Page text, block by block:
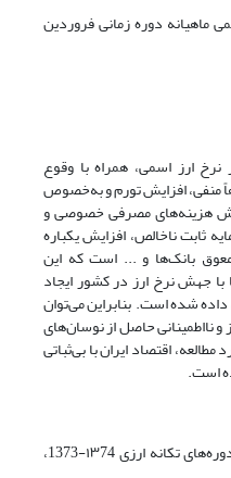
اسمی ماهیانه دوره زمانی فروردین
ارز اسمی، همراه با وقوع
منفی، افزایش تورم و به‌خصوص
40 درصد، کاهش هزینه‌های مصرفی خصوصی و
ثابت ناخالص، افزایش یکباره
بانک‌ها و ... است که این
جهش نرخ ارز در کشور ایجاد
در جدول ۱ نشان داده‌ شده ‌است. بنابراین می‌توان
و نااطمینانی حاصل از نوسان‌های
اقتصاد ایران با بی‌ثباتی
است.
جدول ۱. رشد متغیرهای منتخب طی دوره‌های تکانه ارزی ۱۳74-1373،